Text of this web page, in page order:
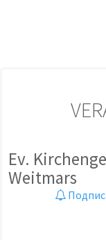
Ev.
Weitmars